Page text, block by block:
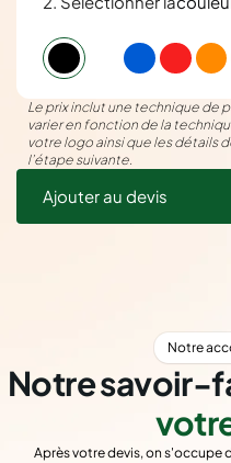
Le prix inclut une technique de
varier en fonction de la
votre logo ainsi que les détails
l’étape suivante.
Ajouter au devis
Notre
Notre savoir-
Après votre devis, on s'occupe